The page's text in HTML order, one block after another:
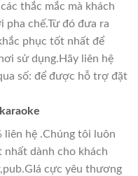
thắc mắc mà khách
pha chế.Từ đó đưa ra
phục tốt nhất để
sử dụng.Hãy liên hệ
số: để được hỗ trợ đặt
hệ .Chúng tôi luôn
dành cho khách
cực yêu thương